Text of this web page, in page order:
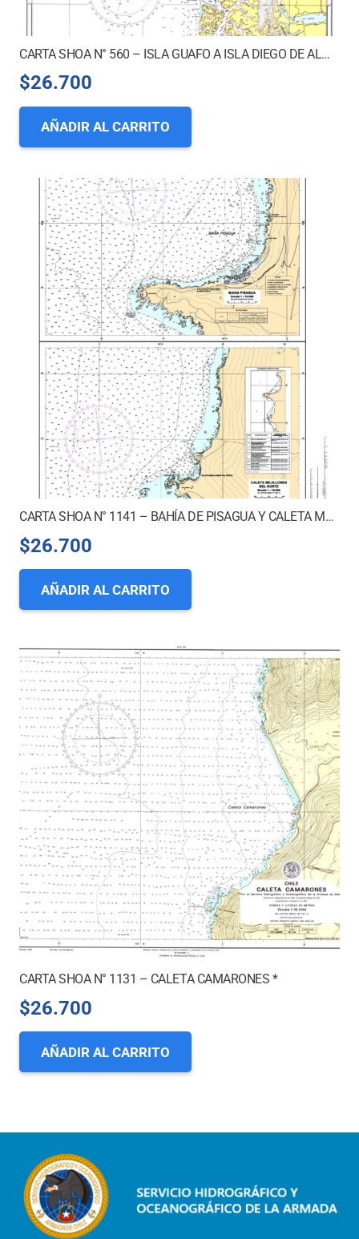
CARTA SHOA N° 560 – ISLA GUAFO A ISLA DIEGO DE ALMAGRO
$26.700
AÑADIR AL CARRITO
CARTA SHOA N° 1141 – BAHÍA DE PISAGUA Y CALETA MEJILLONES DEL NORTE *
$26.700
AÑADIR AL CARRITO
CARTA SHOA N° 1131 – CALETA CAMARONES *
$26.700
AÑADIR AL CARRITO